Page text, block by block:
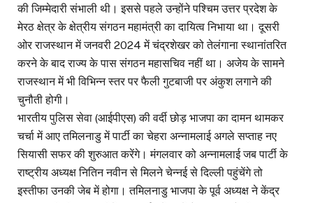
की जिम्मेदारी संभाली थी। इससे पहले उन्होंने पश्चिम उत्तर प्रदेश के
मेरठ क्षेत्र के क्षेत्रीय संगठन महामंत्री का दायित्व निभाया था। दूसरी
ओर राजस्थान में जनवरी 2024 में चंद्रशेखर को तेलंगाना स्थानांतरित
करने के बाद राज्य के पास संगठन महासचिव नहीं था। अजेय के सामने
राजस्थान में भी विभिन्न स्तर पर फैली गुटबाजी पर अंकुश लगाने की
चुनौती होगी।
भारतीय पुलिस सेवा (आईपीएस) की वर्दी छोड़ भाजपा का दामन थामकर
चर्चा में आए तमिलनाडु में पार्टी का चेहरा अन्नामलाई अगले सप्ताह नए
सियासी सफर की शुरुआत करेंगे। मंगलवार को अन्नामलाई जब पार्टी के
राष्ट्रीय अध्यक्ष नितिन नवीन से मिलने चेन्नई से दिल्ली पहुंचेंगे तो
इस्तीफा उनकी जेब में होगा। तमिलनाडु भाजपा के पूर्व अध्यक्ष ने केंद्र